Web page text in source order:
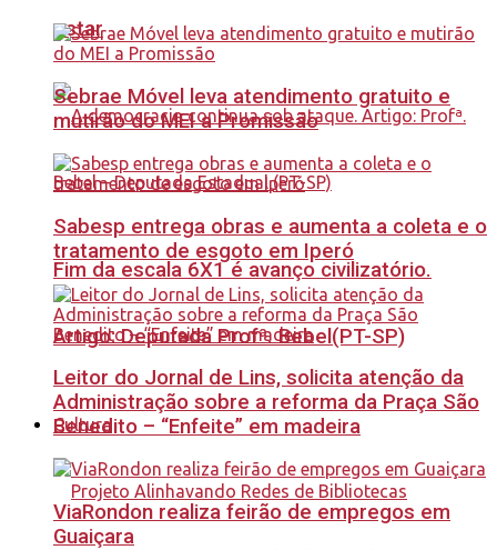
estar
Fim da escala 6X1 é avanço civilizatório.
Artigo: Deputada Profª. Bebel(PT-SP)
Cultura
Sebrae Móvel leva atendimento gratuito e
mutirão do MEI a Promissão
Sabesp entrega obras e aumenta a coleta e o
tratamento de esgoto em Iperó
Leitor do Jornal de Lins, solicita atenção da
Administração sobre a reforma da Praça São
Benedito – “Enfeite” em madeira
ViaRondon realiza feirão de empregos em
Guaiçara